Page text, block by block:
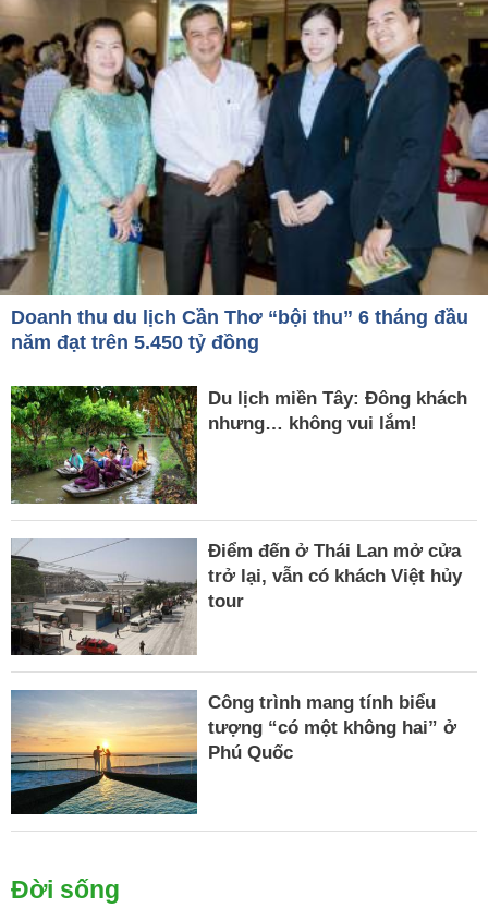
Doanh thu du lịch Cần Thơ “bội thu” 6 tháng đầu
năm đạt trên 5.450 tỷ đồng
Du lịch miền Tây: Đông khách
nhưng… không vui lắm!
Điểm đến ở Thái Lan mở cửa
trở lại, vẫn có khách Việt hủy
tour
Công trình mang tính biểu
tượng “có một không hai” ở
Phú Quốc
Đời sống